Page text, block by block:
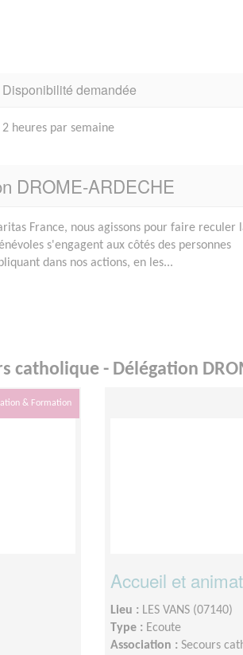
Disponibilité demandée
2 heures par semaine
DROME-ARDECHE
France, nous agissons pour faire reculer
s'engagent aux côtés des personnes
dans nos actions, en les...
catholique - Délégation
& Formation
Accueil et
Lieu : LES VANS (07140)
Type : Ecoute
Association : Secours